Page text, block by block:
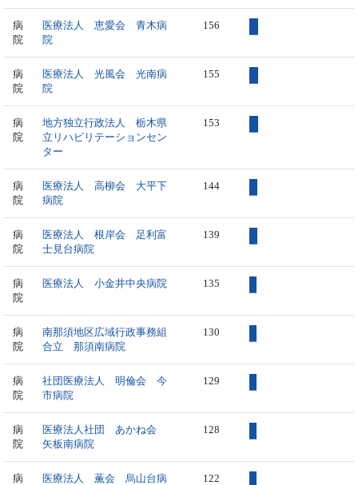
病
院
医療法人 恵愛会 青木病
院
156
病
院
医療法人 光風会 光南病
院
155
病
院
地方独立行政法人 栃木県
立リハビリテーションセン
ター
153
病
院
医療法人 高柳会 大平下
病院
144
病
院
医療法人 根岸会 足利富
士見台病院
139
病
院
医療法人 小金井中央病院 135
病
院
南那須地区広域行政事務組
合立 那須南病院
130
病
院
社団医療法人 明倫会 今
市病院
129
病
院
医療法人社団 あかね会
矢板南病院
128
病
医療法人 薫会 烏山台病
122